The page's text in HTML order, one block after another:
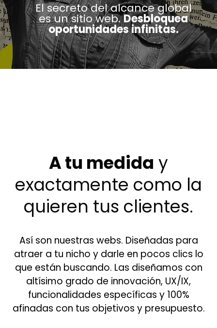
El secreto del alcance global
es un sitio web.Desbloquea
oportunidades infinitas.
A tu medida y
exactamente como la
quieren tus clientes.
Así son nuestras webs. Diseñadas para
atraer a tu nicho y darle en pocos clics lo
que están buscando. Las diseñamos con
altísimo grado de innovación, UX/IX,
funcionalidades específicas y 100%
afinadas con tus objetivos y presupuesto.